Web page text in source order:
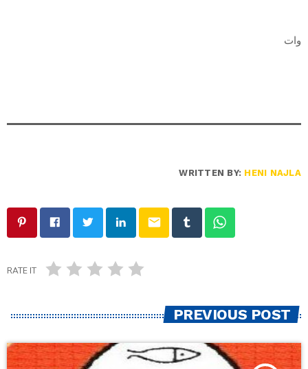
وات
WRITTEN BY: HENI NAJLA
email
RATE IT
PREVIOUS POST